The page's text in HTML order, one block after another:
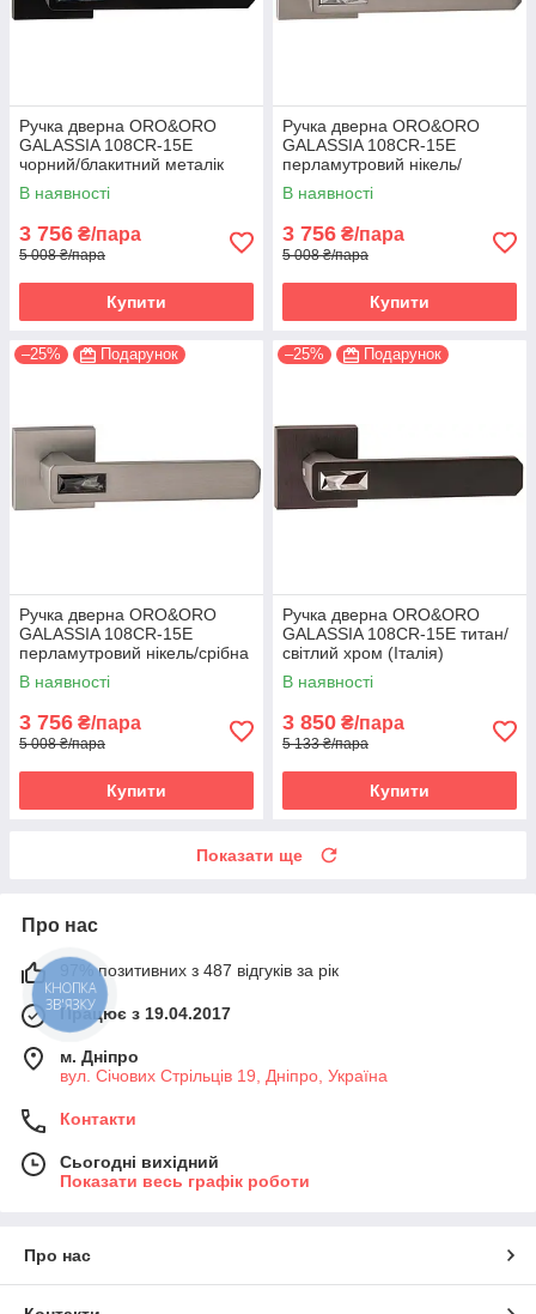
Ручка дверна ORO&ORO
GALASSIA 108СR-15E
чорний/блакитний металік
(Італія)
В наявності
3 756 ₴/пара
5 008 ₴/пара
Купити
Ручка дверна ORO&ORO
GALASSIA 108СR-15E
перламутровий нікель/
світлий хром (Італія)
В наявності
3 756 ₴/пара
5 008 ₴/пара
Купити
–25% Подарунок
Ручка дверна ORO&ORO
GALASSIA 108СR-15E
перламутровий нікель/срібна
ніч (Італія)
В наявності
3 756 ₴/пара
5 008 ₴/пара
Купити
–25% Подарунок
Ручка дверна ORO&ORO
GALASSIA 108СR-15E титан/
світлий хром (Італія)
В наявності
3 850 ₴/пара
5 133 ₴/пара
Купити
Показати ще
Про нас
97% позитивних з 487 відгуків за рік
Працює з 19.04.2017
м. Дніпро
вул. Січових Стрільців 19, Дніпро, Україна
Контакти
Сьогодні вихідний
Показати весь графік роботи
Про нас
КНОПКА
ЗВ'ЯЗКУ